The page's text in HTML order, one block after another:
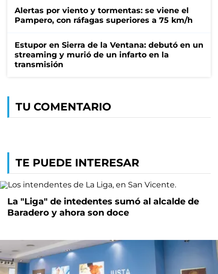
Alertas por viento y tormentas: se viene el
Pampero, con ráfagas superiores a 75 km/h
Estupor en Sierra de la Ventana: debutó en un
streaming y murió de un infarto en la
transmisión
TU COMENTARIO
TE PUEDE INTERESAR
La "Liga" de intedentes sumó al alcalde de
Baradero y ahora son doce